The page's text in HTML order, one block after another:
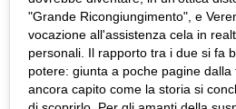
"Grande Ricongiungimento", e
vocazione all'assistenza cela in
personali. Il rapporto tra i due si fa
potere: giunta a poche pagine
ancora capito come la storia si